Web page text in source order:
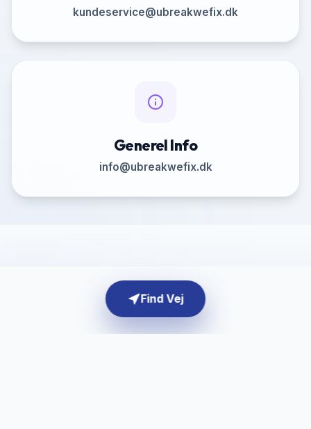
kundeservice@ubreakwefix.dk
Generel Info
info@ubreakwefix.dk
Find Vej